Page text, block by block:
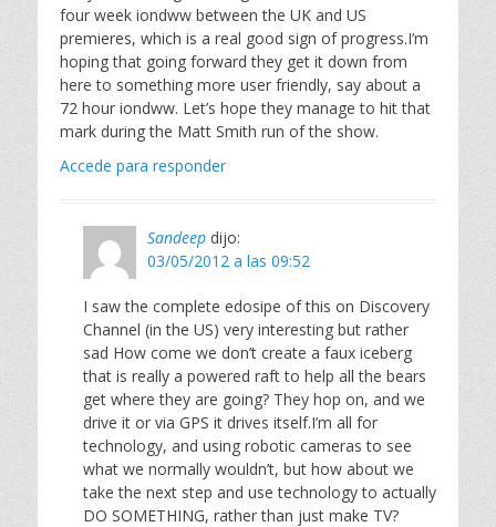
four week iondww between the UK and US
premieres, which is a real good sign of progress.I’m
hoping that going forward they get it down from
here to something more user friendly, say about a
72 hour iondww. Let’s hope they manage to hit that
mark during the Matt Smith run of the show.
Accede para responder
Sandeep dijo:
03/05/2012 a las 09:52
I saw the complete edosipe of this on Discovery
Channel (in the US) very interesting but rather
sad How come we don’t create a faux iceberg
that is really a powered raft to help all the bears
get where they are going? They hop on, and we
drive it or via GPS it drives itself.I’m all for
technology, and using robotic cameras to see
what we normally wouldn’t, but how about we
take the next step and use technology to actually
DO SOMETHING, rather than just make TV?